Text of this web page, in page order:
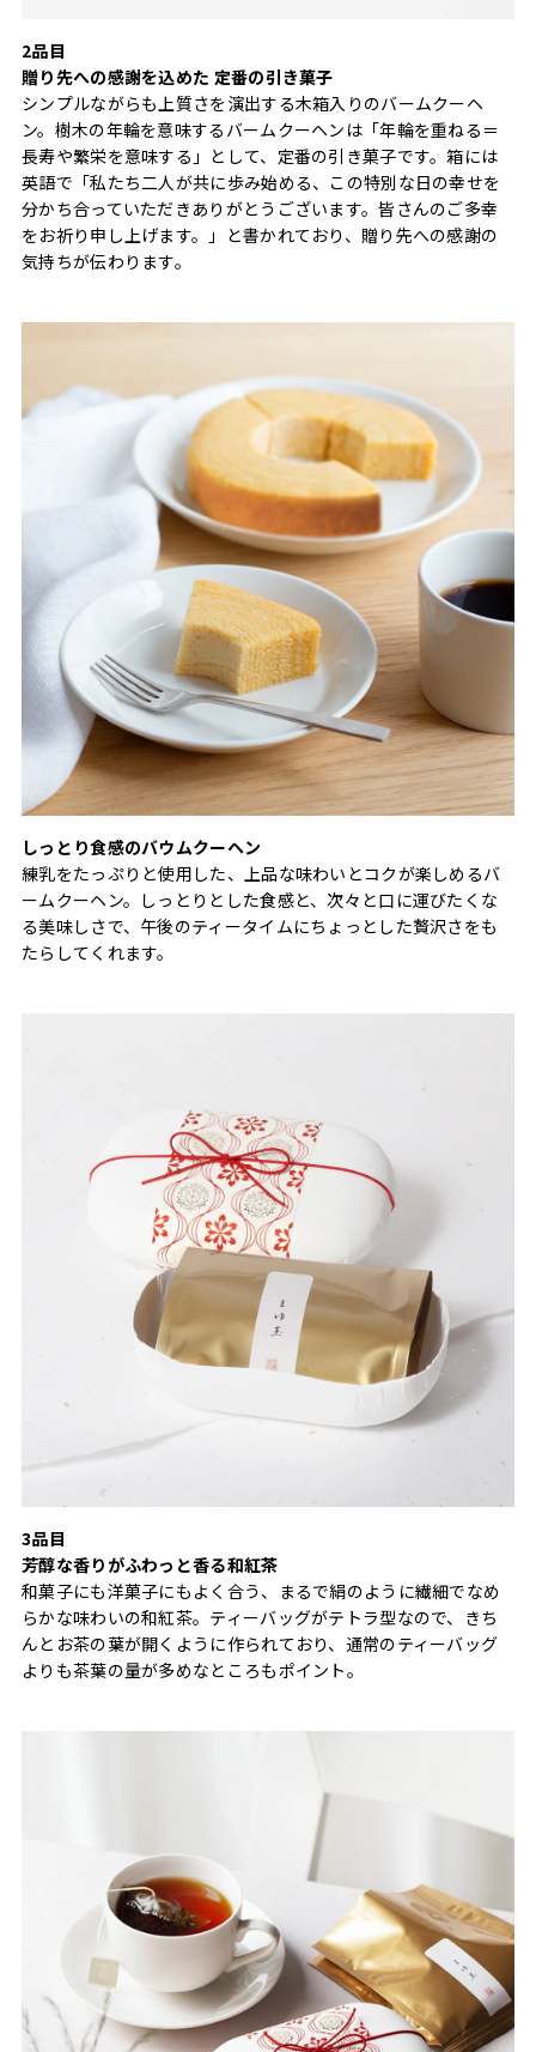
2品目
贈り先への感謝を込めた 定番の引き菓子
シンプルながらも上質さを演出する木箱入りのバームクーヘ
ン。樹木の年輪を意味するバームクーヘンは「年輪を重ねる＝
長寿や繁栄を意味する」として、定番の引き菓子です。箱には
英語で「私たち二人が共に歩み始める、この特別な日の幸せを
分かち合っていただきありがとうございます。皆さんのご多幸
をお祈り申し上げます。」と書かれており、贈り先への感謝の
気持ちが伝わります。
しっとり食感のバウムクーヘン
練乳をたっぷりと使用した、上品な味わいとコクが楽しめるバ
ームクーヘン。しっとりとした食感と、次々と口に運びたくな
る美味しさで、午後のティータイムにちょっとした贅沢さをも
たらしてくれます。
3品目
芳醇な香りがふわっと香る和紅茶
和菓子にも洋菓子にもよく合う、まるで絹のように繊細でなめ
らかな味わいの和紅茶。ティーバッグがテトラ型なので、きち
んとお茶の葉が開くように作られており、通常のティーバッグ
よりも茶葉の量が多めなところもポイント。